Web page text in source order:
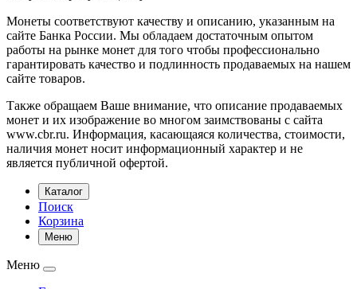
Монеты соответствуют качеству и описанию, указанным на
сайте Банка России. Мы обладаем достаточным опытом
работы на рынке монет для того чтобы профессионально
гарантировать качество и подлинность продаваемых на нашем
сайте товаров.
Также обращаем Ваше внимание, что описание продаваемых
монет и их изображение во многом заимствованы с сайта
www.cbr.ru. Информация, касающаяся количества, стоимости,
наличия монет носит информационный характер и не
является публичной офертой.
Каталог
Поиск
Корзина
Меню
Меню